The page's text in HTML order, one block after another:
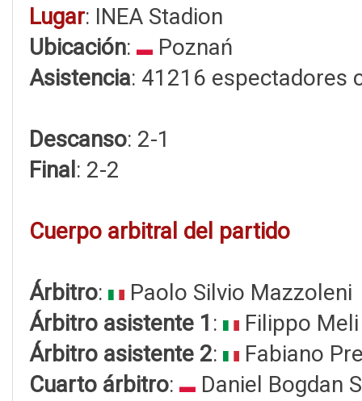
Lugar: INEA Stadion
Ubicación:
Poznań
Asistencia: 41216 espectadores
Descanso: 2-1
Final : 2-2
Cuerpo arbitral del partido
Árbitro:
Paolo Silvio Mazzoleni
Árbitro asistente 1 :
Filippo Meli
Árbitro asistente 2:
Fabiano
Cuarto árbitro:
Daniel Bogdan